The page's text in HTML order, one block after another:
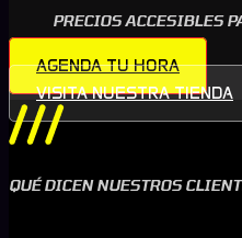
PRECIOS ACCESIBLES
AGENDA TU HORA
VISITA NUESTRA TIENDA
QUÉ DICEN NUESTROS